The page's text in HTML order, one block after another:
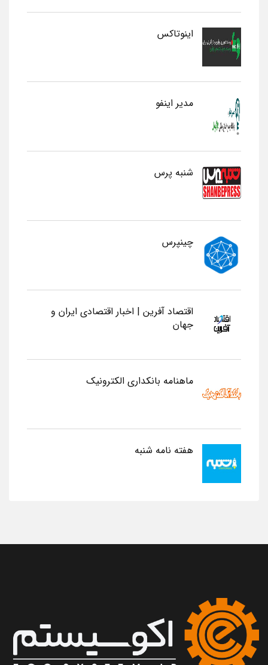
اینوتاکس
مدیر اینفو
شنبه پرس
چینپرس
اقتصاد آفرین | اخبار اقتصادی ایران و
جهان
ماهنامه بانکداری الکترونیک
هفته نامه شنبه